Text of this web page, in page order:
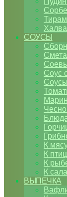
Халва
СОУСЫ
Соус
К
К
К
К
ВЫПЕЧКА